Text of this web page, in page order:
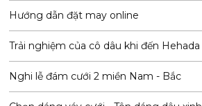
Hướng dẫn đặt may online
Trải nghiệm của cô dâu khi đến Hehada
Nghi lễ đám cưới 2 miền Nam - Bắc